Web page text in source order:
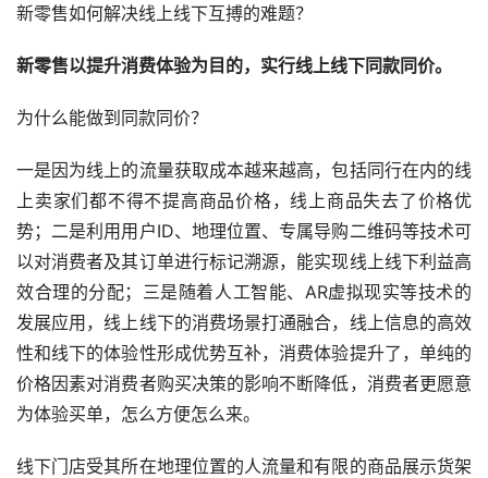
新零售如何解决线上线下互搏的难题？
新零售以提升消费体验为目的，实行线上线下同款同价。
为什么能做到同款同价？
一是因为线上的流量获取成本越来越高，包括同行在内的线
上卖家们都不得不提高商品价格，线上商品失去了价格优
势；二是利用用户ID、地理位置、专属导购二维码等技术可
以对消费者及其订单进行标记溯源，能实现线上线下利益高
效合理的分配；三是随着人工智能、AR虚拟现实等技术的
发展应用，线上线下的消费场景打通融合，线上信息的高效
性和线下的体验性形成优势互补，消费体验提升了，单纯的
价格因素对消费者购买决策的影响不断降低，消费者更愿意
为体验买单，怎么方便怎么来。
线下门店受其所在地理位置的人流量和有限的商品展示货架